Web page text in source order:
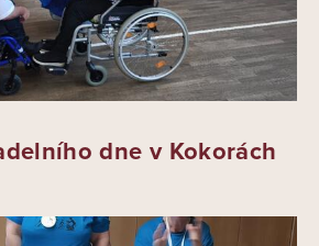
dne v Kokorách